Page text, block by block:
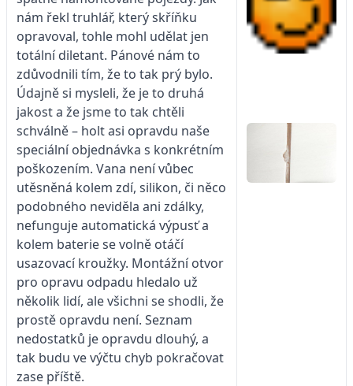
nám řekl truhlář, který skříňku
opravoval, tohle mohl udělat jen
totální diletant. Pánové nám to
zdůvodnili tím, že to tak prý bylo.
Údajně si mysleli, že je to druhá
jakost a že jsme to tak chtěli
schválně – holt asi opravdu naše
speciální objednávka s konkrétním
poškozením. Vana není vůbec
utěsněná kolem zdí, silikon, či něco
podobného neviděla ani zdálky,
nefunguje automatická výpusť a
kolem baterie se volně otáčí
usazovací kroužky. Montážní otvor
pro opravu odpadu hledalo už
několik lidí, ale všichni se shodli, že
prostě opravdu není. Seznam
nedostatků je opravdu dlouhý, a
tak budu ve výčtu chyb pokračovat
zase příště.